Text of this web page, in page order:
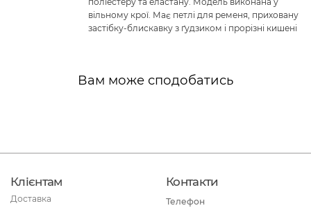
вільному крої. Має петлі для ременя, приховану
застібку-блискавку з ґудзиком і прорізні кишені
Вам може сподобатись
Клієнтам
Доставка
Контакти
Телефон